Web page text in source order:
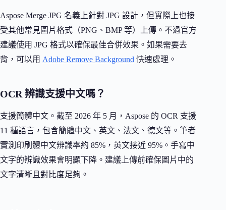
Aspose Merge JPG 名義上針對 JPG 設計，但實際上也接
受其他常見圖片格式（PNG、BMP 等）上傳。不過官方
建議使用 JPG 格式以確保最佳合併效果。如果需要去
背，可以用 Adobe Remove Background 快速處理。
OCR 辨識支援中文嗎？
支援簡體中文。截至 2026 年 5 月，Aspose 的 OCR 支援
11 種語言，包含簡體中文、英文、法文、德文等。筆者
實測印刷體中文辨識率約 85%，英文接近 95%。手寫中
文字的辨識效果會明顯下降。建議上傳前確保圖片中的
文字清晰且對比度足夠。